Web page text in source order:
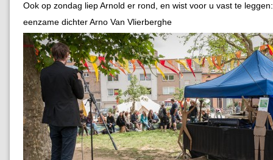
Ook op zondag liep Arnold er rond, en wist voor u vast te leggen:
eenzame dichter Arno Van Vlierberghe